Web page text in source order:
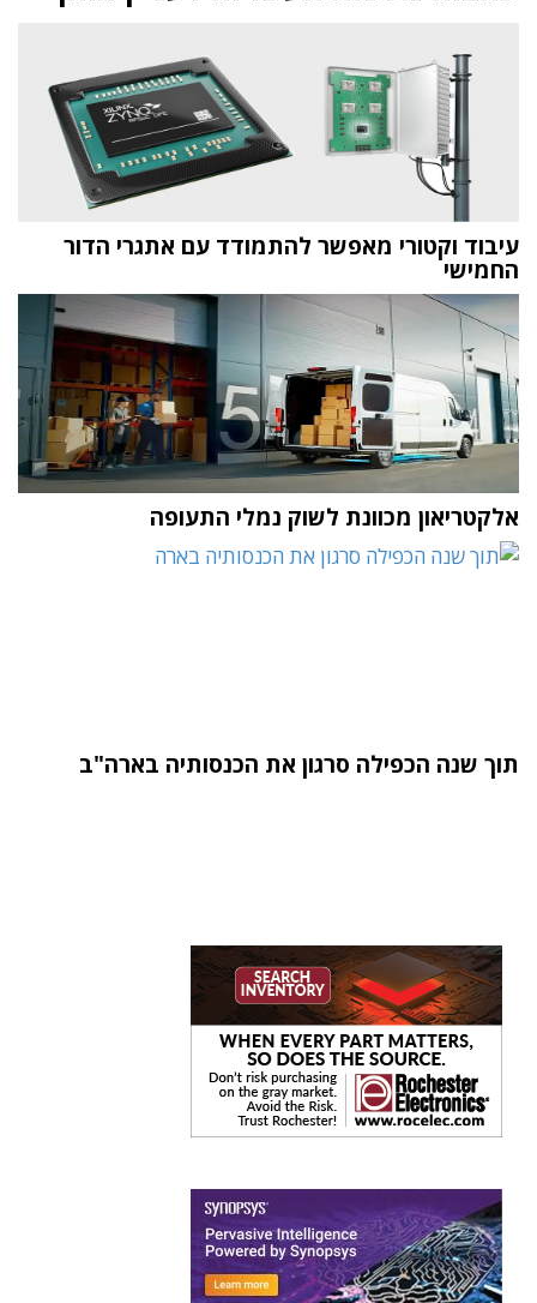
עיבוד וקטורי מאפשר להתמודד עם אתגרי הדור
החמישי
אלקטריאון מכוונת לשוק נמלי התעופה
תוך שנה הכפילה סרגון את הכנסותיה בארה"ב